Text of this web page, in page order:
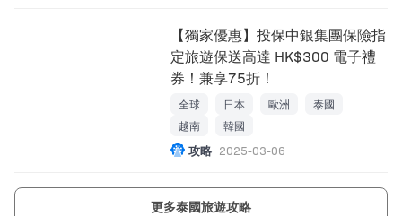
【獨家優惠】投保中銀集團保險指
定旅遊保送高達 HK$300 電子禮
券！兼享75折！
全球 日本 歐洲
泰國
越南
韓國
攻略 2025-03-06
更多泰國旅遊攻略